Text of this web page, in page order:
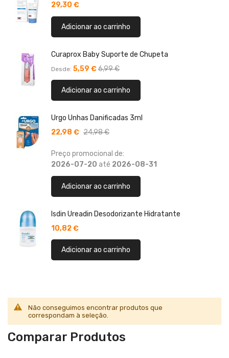
29,30 €
Adicionar ao carrinho
Curaprox Baby Suporte de Chupeta
Desde 5,59 € 6,99 €
Adicionar ao carrinho
Urgo Unhas Danificadas 3ml
22,98 € 24,98 €
Preço promocional de:
2026-07-20 até 2026-08-31
Adicionar ao carrinho
Isdin Ureadin Desodorizante Hidratante
10,82 €
Adicionar ao carrinho
Não conseguimos encontrar produtos que
correspondam à seleção.
Comparar Produtos